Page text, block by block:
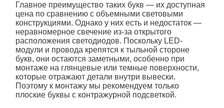
Главное преимущество таких букв — их доступная
цена по сравнению с объемными световыми
конструкциями. Однако у них есть и недостаток —
неравномерное свечение из-за открытого
расположения светодиодов. Поскольку LED-
модули и провода крепятся к тыльной стороне
букв, они остаются заметными, особенно при
монтаже на глянцевые или темные поверхности,
которые отражают детали внутри вывески.
Поэтому к монтажу мы рекомендуем только
плоские буквы с контражурной подсветкой.